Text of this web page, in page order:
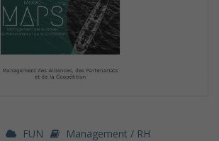
FUN Management / RH